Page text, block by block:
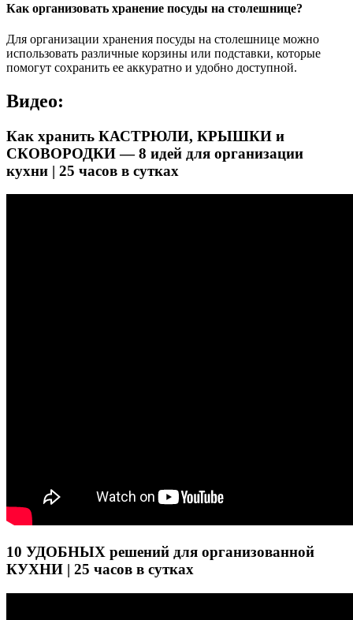
Как организовать хранение посуды на столешнице?
Для организации хранения посуды на столешнице можно
использовать различные корзины или подставки, которые
помогут сохранить ее аккуратно и удобно доступной.
Видео:
Как хранить КАСТРЮЛИ, КРЫШКИ и
СКОВОРОДКИ — 8 идей для организации
кухни | 25 часов в сутках
10 УДОБНЫХ решений для организованной
КУХНИ | 25 часов в сутках